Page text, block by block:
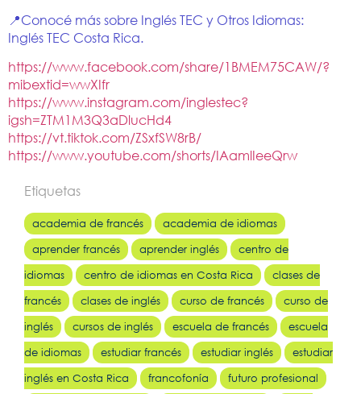
📍Conocé más sobre Inglés TEC y Otros Idiomas:
Inglés TEC Costa Rica.
https://www.facebook.com/share/1BMEM75CAW/?
mibextid=wwXIfr
https://www.instagram.com/inglestec?
igsh=ZTM1M3Q3aDlucHd4
https://vt.tiktok.com/ZSxfSW8rB/
https://www.youtube.com/shorts/IAamlIeeQrw
Etiquetas
academia de francés
academia de idiomas
aprender francés
aprender inglés
centro de
idiomas
centro de idiomas en Costa Rica
clases de
francés
clases de inglés curso de francés
curso de
inglés
cursos de inglés escuela de francés
escuela
de idiomas
estudiar francés estudiar inglés
estudiar
inglés en Costa Rica
francofonía futuro profesional